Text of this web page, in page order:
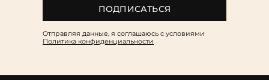
ПОДПИСАТЬСЯ
Отправляя данные, я соглашаюсь c условиями
Политика конфиденциальности